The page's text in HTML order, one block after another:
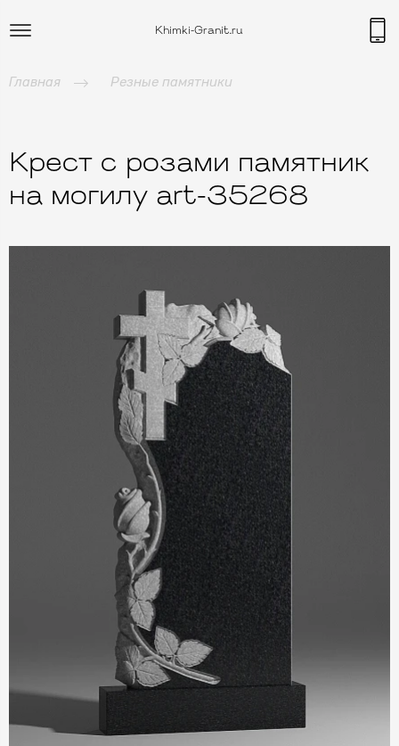
Khimki-Granit.ru
Главная Резные памятники
Крест с розами памятник
на могилу art-35268